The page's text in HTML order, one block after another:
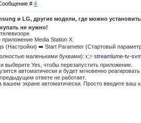
# 4
и LG, другие модели, где можно
не нужно!
Media Station X.
(Настройки) ➡️ Start Parameter (Стартовый
маленькими буквами): 👉 streamlume-tv-
выберите Yes, чтобы перезапустить приложение.
автоматически и будет мгновенно
ответе не работает.
вашем экране автоматически. Просто введите ваш